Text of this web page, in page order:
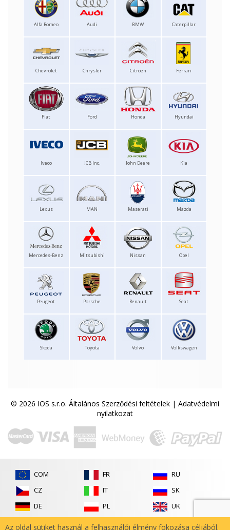
Alfa Romeo Audi BMW Caterpillar
Chevrolet Chrysler Citroen Ferrari
Fiat Ford Honda Hyundai
Iveco JCB Inc. John Deere Kia
Lexus MAN Maserati Mazda
Mercedes-Benz Mitsubishi Nissan Opel
Peugeot Porsche Renault Seat
Skoda Toyota Volvo Volkswagen
© 2026 IOS s.r.o. Általános Szerződési feltételek | Adatvédelmi
nyilatkozat
COM
CZ
DE
FR
IT
PL
RU
SK
UK
Az oldal sütiket használ a felhasználói élmény fokozása céljából.